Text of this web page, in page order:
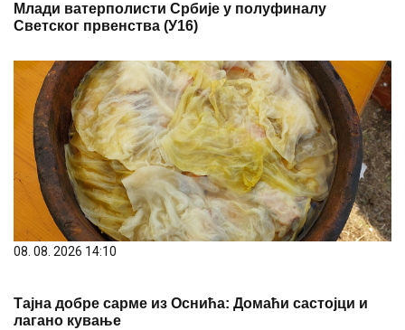
Млади ватерполисти Србије у полуфиналу
Светског првенства (У16)
08. 08. 2026 14:10
Тајна добре сарме из Оснића: Домаћи састојци и
лагано кување